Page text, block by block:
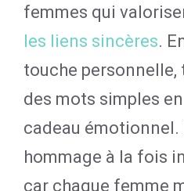
femmes qui
les liens sincères.
touche
des mots simples
cadeau émotionnel.
hommage à la fois
car chaque femme